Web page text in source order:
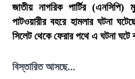
জাতীয় নাগরিক পার্টির (এনসিপি)
পাটওয়ারীর বহরে হামলার ঘটনা
সিলেট থেকে ফেরার পথে এ ঘটনা ঘটে
বিস্তারিত আসছে...